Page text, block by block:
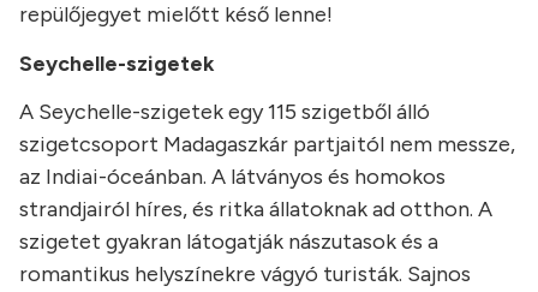
repülőjegyet mielőtt késő lenne!
Seychelle-szigetek
A Seychelle-szigetek egy 115 szigetből álló
szigetcsoport Madagaszkár partjaitól nem messze,
az Indiai-óceánban. A látványos és homokos
strandjairól híres, és ritka állatoknak ad otthon. A
szigetet gyakran látogatják nászutasok és a
romantikus helyszínekre vágyó turisták. Sajnos